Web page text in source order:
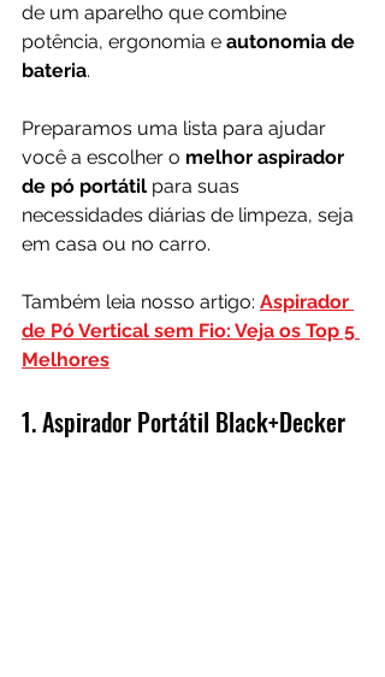
de um aparelho que combine
potência, ergonomia e autonomia de
bateria.
Preparamos uma lista para ajudar
você a escolher o melhor aspirador
de pó portátil para suas
necessidades diárias de limpeza, seja
em casa ou no carro.
Também leia nosso artigo: Aspirador
de Pó Vertical sem Fio: Veja os Top 5
Melhores
1. Aspirador Portátil Black+Decker